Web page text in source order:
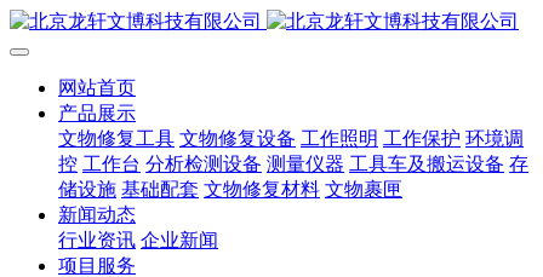
网站首页
产品展示
文物修复工具 文物修复设备 工作照明 工作保护 环境调
控 工作台 分析检测设备 测量仪器 工具车及搬运设备 存
储设施 基础配套 文物修复材料 文物裹匣
新闻动态
行业资讯 企业新闻
项目服务